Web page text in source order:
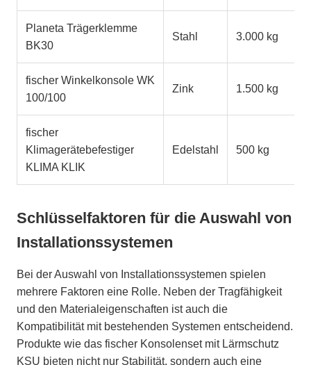
Planeta Trägerklemme
BK30
Stahl 3.000 kg
fischer Winkelkonsole WK
100/100
Zink 1.500 kg
fischer
Klimagerätebefestiger
KLIMA KLIK
Edelstahl 500 kg
Schlüsselfaktoren für die Auswahl von
Installationssystemen
Bei der Auswahl von Installationssystemen spielen
mehrere Faktoren eine Rolle. Neben der Tragfähigkeit
und den Materialeigenschaften ist auch die
Kompatibilität mit bestehenden Systemen entscheidend.
Produkte wie das fischer Konsolenset mit Lärmschutz
KSU bieten nicht nur Stabilität, sondern auch eine